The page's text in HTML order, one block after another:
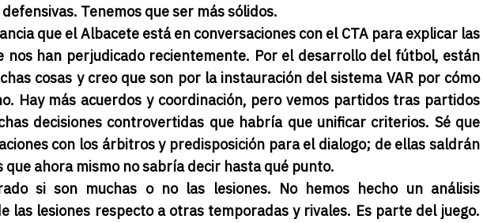
Tenemos que ser más sólidos.
que el Albacete está en conversaciones con el CTA para explicar las
nos han perjudicado recientemente. Por el desarrollo del fútbol, están
cosas y creo que son por la instauración del sistema VAR por cómo
Hay más acuerdos y coordinación, pero vemos partidos tras partidos
decisiones controvertidas que habría que unificar criterios. Sé que
con los árbitros y predisposición para el dialogo; de ellas saldrán
que ahora mismo no sabría decir hasta qué punto.
si son muchas o no las lesiones. No hemos hecho un análisis
las lesiones respecto a otras temporadas y rivales. Es parte del juego.